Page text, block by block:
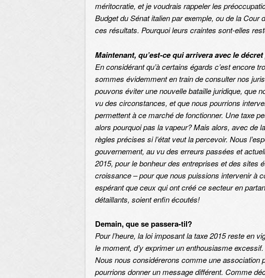
méritocratie, et je voudrais rappeler les
Budget du Sénat italien par exemple, ou de la
ces résultats. Pourquoi leurs craintes sont-elles
Maintenant, qu’est-ce qui arrivera avec le
En considérant qu’à certains égards c’est encore
sommes évidemment en train de consulter nos
pouvons éviter une nouvelle bataille juridique, que
vu des circonstances, et que nous pourrions
permettent à ce marché de fonctionner. Une taxe
alors pourquoi pas la vapeur? Mais alors, avec de
règles précises si l’état veut la percevoir. Nous
gouvernement, au vu des erreurs passées et
2015, pour le bonheur des entreprises et des sites
croissance – pour que nous puissions intervenir à
espérant que ceux qui ont créé ce secteur en
détaillants, soient enfin écoutés!
Demain, que se passera-til?
Pour l’heure, la loi imposant la taxe 2015 reste en
le moment, d’y exprimer un enthousiasme excessif.
Nous nous considérerons comme une association
pourrions donner un message différent. Comme